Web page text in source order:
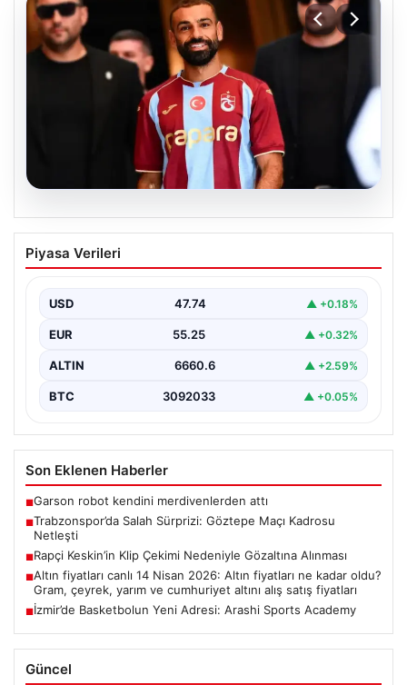
07.08.2026
Trabzonspor’da Salah Sürprizi: Göztepe
Maçı Kadrosu Netleşti
sahaya çıkacak oyuncuları açıkladı. Bu önemli mücadele,
uzun…
Piyasa Verileri
USD 47.74 ▲ +0.18%
EUR 55.25 ▲ +0.32%
ALTIN 6660.6 ▲ +2.59%
BTC 3092033 ▲ +0.05%
Son Eklenen Haberler
■Garson robot kendini merdivenlerden attı
■Trabzonspor’da Salah Sürprizi: Göztepe Maçı Kadrosu
Netleşti
■Rapçi Keskin’in Klip Çekimi Nedeniyle Gözaltına Alınması
■Altın fiyatları canlı 14 Nisan 2026: Altın fiyatları ne kadar oldu?
Gram, çeyrek, yarım ve cumhuriyet altını alış satış fiyatları
■İzmir’de Basketbolun Yeni Adresi: Arashi Sports Academy
Güncel